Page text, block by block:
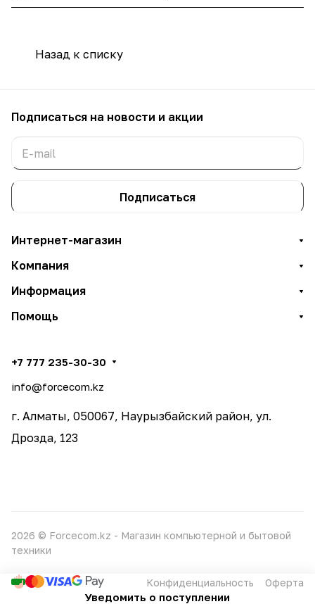
Уведомить о поступлении
Назад к списку
Подписаться на новости и акции
Подписаться
Интернет-магазин
Компания
Информация
Помощь
+7 777 235-30-30
info@forcecom.kz
г. Алматы, 050067, Наурызбайский район, ул.
Дрозда, 123
2026 © Forcecom.kz - Магазин компьютерной и бытовой
техники
Конфиденциальность Оферта